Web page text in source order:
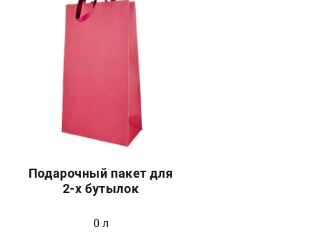
Подарочный пакет для
2-х бутылок
0 л